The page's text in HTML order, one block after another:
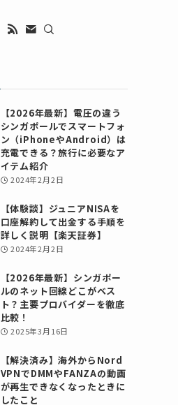
【2026年最新】電圧の違う
シンガポールでスマートフォ
ン（iPhoneやAndroid）は
充電できる？旅行に必要なア
イテム紹介
2024年2月2日
【体験談】ジュニアNISAを
口座解約して出金する手順を
詳しく説明【楽天証券】
2024年2月2日
【2026年最新】シンガポー
ルのネット回線どこがベス
ト？主要プロバイダーを徹底
比較！
2025年3月16日
【解決済み】海外からNord
VPNでDMMやFANZAの動画
が再生できなくなったときに
したこと